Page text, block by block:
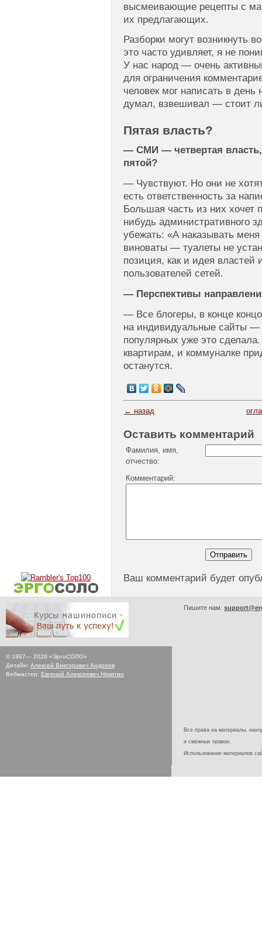
высмеивающие рецепты с
их предлагающих.
Разборки могут возникнуть
это часто удивляет, я не
У нас народ — очень
для ограничения
человек мог написать в
думал, взвешивал — стоит
Пятая власть?
— СМИ — четвертая
пятой?
— Чувствуют. Но они не
есть ответственность за
Большая часть из них хочет
нибудь административного
убежать: «А наказывать
виноваты — туалеты не
позиция, как и идея властей
пользователей сетей.
— Перспективы
— Все блогеры, в конце
на индивидуальные сайты
популярных уже это
квартирам, и коммуналке
останутся.
← назад
Оставить комментарий
Фамилия, имя,
отчество:
Комментарий:
Ваш комментарий будет
© 1997— 2026 «ЭргоСОЛО»
Дизайн: Алексей Викторович Андреев
Вебмастер: Евгений Алексеевич Никитин
Пишите нам:
Все права на материалы,
и смежных правах.
Использование материалов